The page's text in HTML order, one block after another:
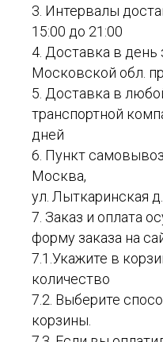
3. Интервалы
15:00 до 21:00
4. Доставка в день
Московской обл.
5. Доставка в
транспортной
дней
6. Пункт
Москва,
ул. Лыткаринская
7. Заказ и оплата
форму заказа на
7.1.Укажите в
количество
7.2. Выберите
корзины.